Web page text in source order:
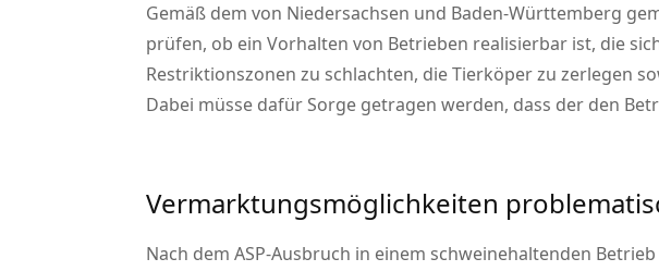
Gemäß dem von Niedersachsen und Baden-Württemberg
prüfen, ob ein Vorhalten von Betrieben realisierbar ist, die
Restriktionszonen zu schlachten, die Tierköper zu zerlegen
Dabei müsse dafür Sorge getragen werden, dass der den
Vermarktungsmöglichkeiten
Nach dem ASP-Ausbruch in einem schweinehaltenden